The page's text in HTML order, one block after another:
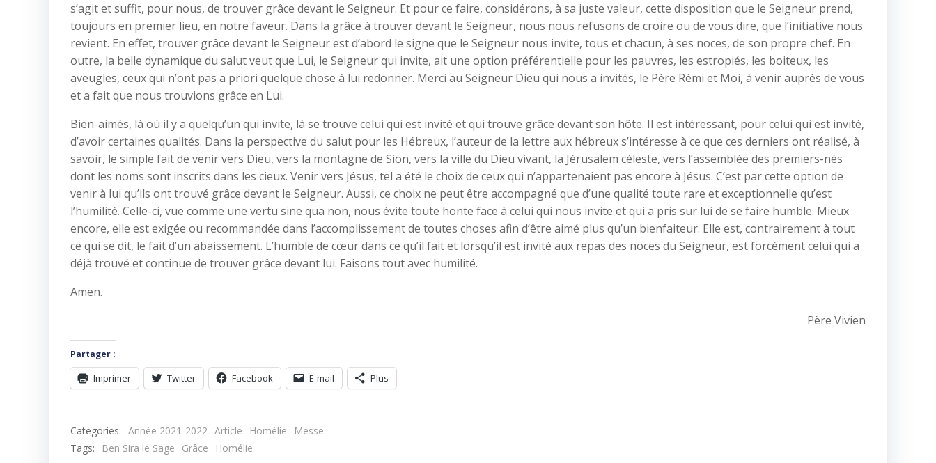
s’agit et suffit, pour nous, de trouver grâce devant le Seigneur. Et pour ce faire, considérons, à sa juste valeur, cette disposition que le Seigneur prend,
toujours en premier lieu, en notre faveur. Dans la grâce à trouver devant le Seigneur, nous nous refusons de croire ou de vous dire, que l’initiative nous
revient. En effet, trouver grâce devant le Seigneur est d’abord le signe que le Seigneur nous invite, tous et chacun, à ses noces, de son propre chef. En
outre, la belle dynamique du salut veut que Lui, le Seigneur qui invite, ait une option préférentielle pour les pauvres, les estropiés, les boiteux, les
aveugles, ceux qui n’ont pas a priori quelque chose à lui redonner. Merci au Seigneur Dieu qui nous a invités, le Père Rémi et Moi, à venir auprès de vous
et a fait que nous trouvions grâce en Lui.
Bien-aimés, là où il y a quelqu’un qui invite, là se trouve celui qui est invité et qui trouve grâce devant son hôte. Il est intéressant, pour celui qui est invité,
d’avoir certaines qualités. Dans la perspective du salut pour les Hébreux, l’auteur de la lettre aux hébreux s’intéresse à ce que ces derniers ont réalisé, à
savoir, le simple fait de venir vers Dieu, vers la montagne de Sion, vers la ville du Dieu vivant, la Jérusalem céleste, vers l’assemblée des premiers-nés
dont les noms sont inscrits dans les cieux. Venir vers Jésus, tel a été le choix de ceux qui n’appartenaient pas encore à Jésus. C’est par cette option de
venir à lui qu’ils ont trouvé grâce devant le Seigneur. Aussi, ce choix ne peut être accompagné que d’une qualité toute rare et exceptionnelle qu’est
l’humilité. Celle-ci, vue comme une vertu sine qua non, nous évite toute honte face à celui qui nous invite et qui a pris sur lui de se faire humble. Mieux
encore, elle est exigée ou recommandée dans l’accomplissement de toutes choses afin d’être aimé plus qu’un bienfaiteur. Elle est, contrairement à tout
ce qui se dit, le fait d’un abaissement. L’humble de cœur dans ce qu’il fait et lorsqu’il est invité aux repas des noces du Seigneur, est forcément celui qui a
déjà trouvé et continue de trouver grâce devant lui. Faisons tout avec humilité.
Amen.
Père Vivien
Partager :
Imprimer Twitter Facebook E-mail Plus
Categories: Année 2021-2022 Article Homélie
Messe
Tags:
Ben Sira le Sage Grâce Homélie